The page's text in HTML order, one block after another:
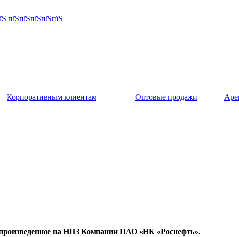
Корпоративным клиентам Оптовые продажи
на НПЗ Компании ПАО «НК «Роснефть».